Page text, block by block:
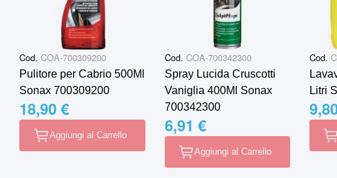
Cod. COA-700309200
Pulitore per Cabrio 500Ml
Sonax 700309200
18,90 €
Aggiungi al Carrello
Cod. COA-700342300
Spray Lucida Cruscotti
Vaniglia 400Ml Sonax
700342300
6,91 €
Aggiungi al Carrello
Cod.
Litri